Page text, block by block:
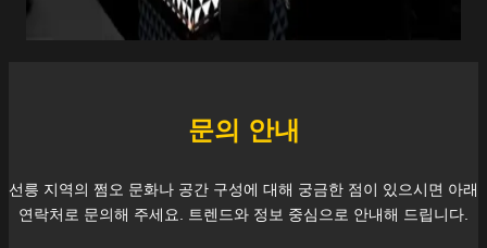
문의 안내
선릉 지역의 쩜오 문화나 공간 구성에 대해 궁금한 점이 있으시면 아래
연락처로 문의해 주세요. 트렌드와 정보 중심으로 안내해 드립니다.